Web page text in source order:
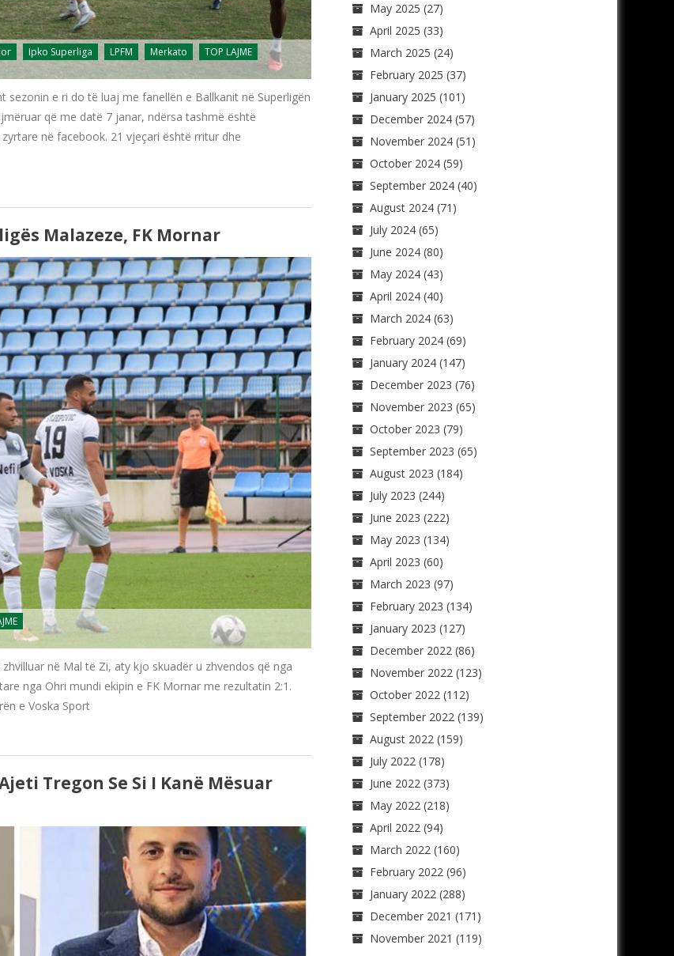
Ipko Superliga LPFM Merkato TOP LAJME
sezonin e ri do të luaj me fanellën e Ballkanit në Superligën
që me datë 7 janar, ndërsa tashmë është
në facebook. 21 vjeçari është rritur dhe
Malazeze, FK Mornar
në Mal të Zi, aty kjo skuadër u zhvendos që nga
nga Ohri mundi ekipin e FK Mornar me rezultatin 2:1.
e Voska Sport
Tregon Se Si I Kanë Mësuar
May 2025 (27)
April 2025 (33)
March 2025 (24)
February 2025 (37)
January 2025 (101)
December 2024(57)
November 2024(51)
October 2024(59)
September 2024(40)
August 2024(71)
July 2024(65)
June 2024(80)
May 2024(43)
April 2024(40)
March 2024(63)
February 2024(69)
January 2024(147)
December 2023 (76)
November 2023 (65)
October 2023 (79)
September 2023 (65)
August 2023 (184)
July 2023 (244)
June 2023 (222)
May 2023 (134)
April 2023 (60)
March 2023 (97)
February 2023 (134)
January 2023 (127)
December 2022(86)
November 2022(123)
October 2022(112)
September 2022(139)
August 2022(159)
July 2022(178)
June 2022(373)
May 2022(218)
April 2022(94)
March 2022(160)
February 2022(96)
January 2022(288)
December 2021 (171)
November 2021 (119)